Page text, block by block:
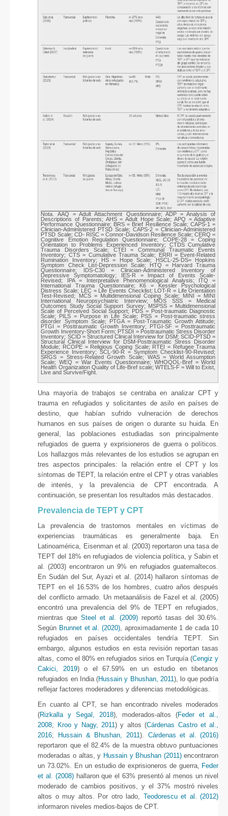
Nota. AAQ = Adult Attachment Questionnaire; ADP = Analysis of
Descriptions of Parents; AHS = Adult Hope Scale; APQ = Adaptive
Performance Questionnaire; BRS = Brief Resilience Scale; CAPS-1 =
Clinician-Administered PTSD Scale; CAPS-2 = Clinician-Administered
PTSD Scale; CD- RISC = Connor-Davidson Resilience Scale; CERQ =
Cognitive Emotion Regulation Questionnaire; COPE-28 = Coping
Orientation to Problems Experienced Inventory; CTDS Cumulative
Trauma Disorders Scale; CTEI = Communal Traumatic Events
Inventory; CTS = Cumulative Trauma Scale; ERRI = Event-Related
Rumination Inventory; HS = Hope Scale; HSCL-25-DS= Hopkins
Symptom Check List-Depression Scale; HTQ = Harvard Trauma
Questionnaire; IDS-C30 = Clinician-Administered Inventory of
Depressive Symptomatology; IES-R = Impact of Events Scale-
Revised; IPA = Interpretative Phenomenological Analysis; ITQ =
International Trauma Questionnaire; K6 = Kessler Psychological
Distress Scale; LEC = Life Events Checklist; LOT-R = Life Orientation
Test-Revised; MCS = Multidimensional Coping Scale; MINI = MINI
International Neuropsychiatric Interview; MOS SSS = Medical
Outcomes Study Social Support Survey; MSPSS = Multidimensional
Scale of Perceived Social Support; PDS = Post-traumatic Diagnostic
Scale; PILS = Purpose in Life Scale; PSS = Post-traumatic stress
disorder Symptom Scale; PTGA = Post-Traumatic Growth Attitude;
PTGI = Posttraumatic Growth Inventory; PTGI-SF = Posttraumatic
Growth Inventory-Short Form; PTSDI = Posttraumatic Stress Disorder
Inventory; SCID = Structured Clinical Interview for DSM; SCID-PTSD =
Structural Clinical Interview for DSM-Posttraumatic Stress Disorder
Module; RCOPE = Religious Coping Scale; RTEI = Refugee Trauma
Experience Inventory; SCL-90-R = Symptom Checklist-90-Revised;
SRGS = Stress-Related Growth Scale; WAS = World Assumption
Scale; WEQ = War Events Questionnaire; WHOQOL-Bref = World
Health Organization Quality of Life-Bref scale; WTELS-F = Will to Exist,
Live and Survive/Fight.
Una mayoría de trabajos se centraba en analizar CPT y
trauma en refugiados y solicitantes de asilo en países de
destino, que habían sufrido vulneración de derechos
humanos en sus países de origen o durante su huida. En
general, las poblaciones estudiadas son principalmente
refugiados de guerra y exprisioneros de guerra o políticos.
Los hallazgos más relevantes de los estudios se agrupan en
tres aspectos principales: la relación entre el CPT y los
síntomas de TEPT, la relación entre el CPT y otras variables
de interés, y la prevalencia de CPT encontrada. A
continuación, se presentan los resultados más destacados.
Prevalencia de TEPT y CPT
La prevalencia de trastornos mentales en víctimas de
experiencias traumáticas es generalmente baja. En
Latinoamérica, Eisenman et al. (2003) reportaron una tasa de
TEPT del 18% en refugiados de violencia política, y Sabin et
al. (2003) encontraron un 9% en refugiados guatemaltecos.
En Sudán del Sur, Ayazi et al. (2014) hallaron síntomas de
TEPT en el 16.53% de los hombres, cuatro años después
del conflicto armado. Un metaanálisis de Fazel et al. (2005)
encontró una prevalencia del 9% de TEPT en refugiados,
mientras queSteel et al. (2009) reportó tasas del 30.6%.
Según Brunnet et al. (2020), aproximadamente 1 de cada 10
refugiados en países occidentales tendría TEPT. Sin
embargo, algunos estudios en esta revisión reportan tasas
altas, como el 80% en refugiados sirios en Turquía (Cengiz y
Cakici, 2019) o el 67.59% en un estudio en tibetanos
refugiados en India (Hussain y Bhushan, 2011), lo que podría
reflejar factores moderadores y diferencias metodológicas.
En cuanto al CPT, se han encontrado niveles moderados
(Rizkalla y Segal, 2018), moderados-altos (Feder et al.,
2008; Kroo y Nagy, 2011) y altos (Cárdenas Castro et al.,
2016; Hussain & Bhushan, 2011). Cárdenas et al. (2016)
reportaron que el 82.4% de la muestra obtuvo puntuaciones
moderadas o altas, y Hussain y Bhushan (2011)encontraron
un 73.02%. En un estudio de exprisioneros de guerra, Feder
et al. (2008)hallaron que el 63% presentó al menos un nivel
moderado de cambios positivos, y el 37% mostró niveles
altos o muy altos. Por otro lado, Teodorescu et al. (2012)
informaron niveles medios-bajos de CPT.